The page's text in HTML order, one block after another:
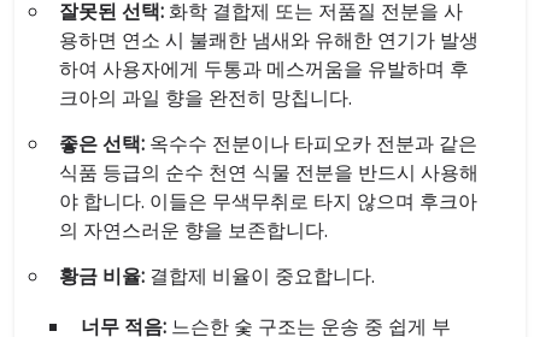
잘못된 선택: 화학 결합제 또는 저품질 전분을 사
용하면 연소 시 불쾌한 냄새와 유해한 연기가 발생
하여 사용자에게 두통과 메스꺼움을 유발하며 후
크아의 과일 향을 완전히 망칩니다.
좋은 선택: 옥수수 전분이나 타피오카 전분과 같은
식품 등급의 순수 천연 식물 전분을 반드시 사용해
야 합니다. 이들은 무색무취로 타지 않으며 후크아
의 자연스러운 향을 보존합니다.
황금 비율: 결합제 비율이 중요합니다.
너무 적음: 느슨한 숯 구조는 운송 중 쉽게 부